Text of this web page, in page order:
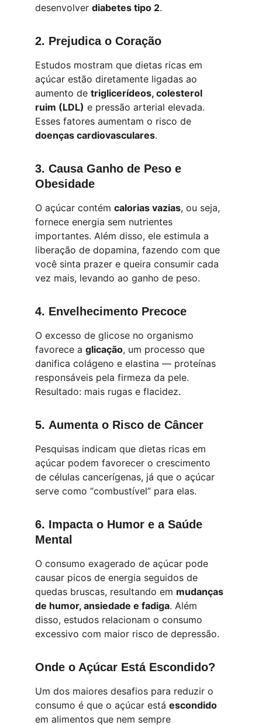
desenvolver diabetes tipo 2.
2. Prejudica o Coração
Estudos mostram que dietas ricas em
açúcar estão diretamente ligadas ao
aumento de triglicerídeos, colesterol
ruim (LDL) e pressão arterial elevada.
Esses fatores aumentam o risco de
doenças cardiovasculares.
3. Causa Ganho de Peso e
Obesidade
O açúcar contém calorias vazias, ou seja,
fornece energia sem nutrientes
importantes. Além disso, ele estimula a
liberação de dopamina, fazendo com que
você sinta prazer e queira consumir cada
vez mais, levando ao ganho de peso.
4. Envelhecimento Precoce
O excesso de glicose no organismo
favorece a glicação, um processo que
danifica colágeno e elastina — proteínas
responsáveis pela firmeza da pele.
Resultado: mais rugas e flacidez.
5. Aumenta o Risco de Câncer
Pesquisas indicam que dietas ricas em
açúcar podem favorecer o crescimento
de células cancerígenas, já que o açúcar
serve como “combustível” para elas.
6. Impacta o Humor e a Saúde
Mental
O consumo exagerado de açúcar pode
causar picos de energia seguidos de
quedas bruscas, resultando em mudanças
de humor, ansiedade e fadiga. Além
disso, estudos relacionam o consumo
excessivo com maior risco de depressão.
Onde o Açúcar Está Escondido?
Um dos maiores desafios para reduzir o
consumo é que o açúcar está escondido
em alimentos que nem sempre